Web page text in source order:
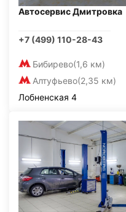
Автосервис Дмитровка
+7 (499) 110-28-43
Бибирево(1,6 км)
Алтуфьево(2,35 км)
Лобненская 4